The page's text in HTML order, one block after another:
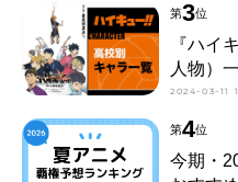
第3位
『ハイ
人物）
2024-03-11
第4位
今期・